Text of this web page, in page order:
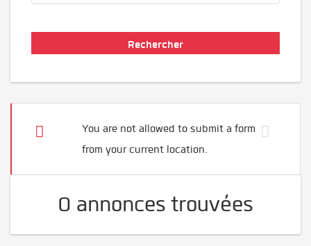
You are not allowed to submit a form
from your current location.
0 annonces trouvées